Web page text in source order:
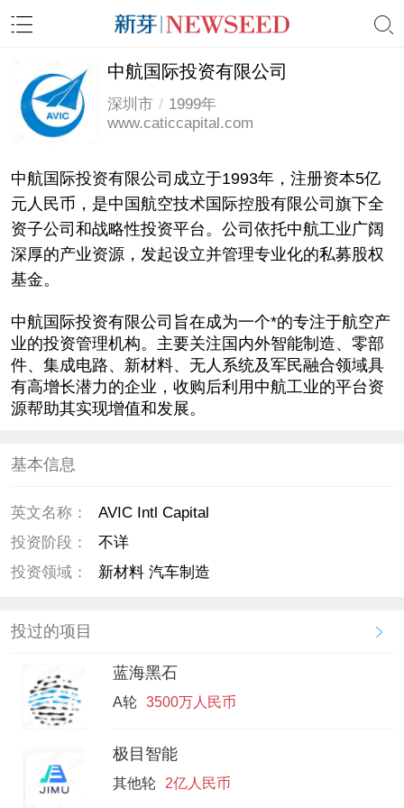
中航国际投资有限公司
深圳市 / 1999年
www.caticcapital.com
中航国际投资有限公司成立于1993年，注册资本5亿
元人民币，是中国航空技术国际控股有限公司旗下全
资子公司和战略性投资平台。公司依托中航工业广阔
深厚的产业资源，发起设立并管理专业化的私募股权
基金。
中航国际投资有限公司旨在成为一个*的专注于航空产
业的投资管理机构。主要关注国内外智能制造、零部
件、集成电路、新材料、无人系统及军民融合领域具
有高增长潜力的企业，收购后利用中航工业的平台资
源帮助其实现增值和发展。
基本信息
英文名称：
AVIC Intl Capital
投资阶段：
不详
投资领域：
新材料 汽车制造
投过的项目
蓝海黑石
A轮 3500万人民币
极目智能
其他轮 2亿人民币